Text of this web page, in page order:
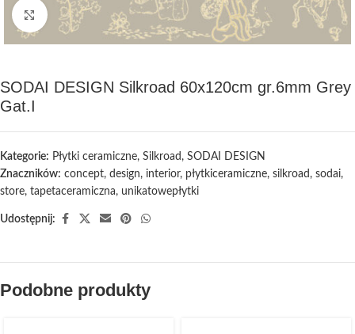
Kliknij, aby powiększyć
SODAI DESIGN Silkroad 60x120cm gr.6mm Grey
Gat.I
Kategorie: Płytki ceramiczne, Silkroad , SODAI DESIGN
Znaczników: concept, design, interior, płytkiceramiczne, silkroad , sodai,
store, tapetaceramiczna, unikatowepłytki
Udostępnij:
Podobne produkty